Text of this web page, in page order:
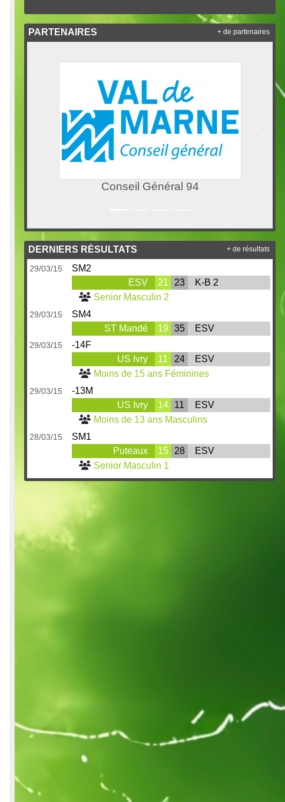
PARTENAIRES
La Pétanque
Précedent
+ de partenaires
DERNIERS RÉSULTATS
29/03/15
SM2
ESV
21 23
K-B 2
Senior Masculin 2
29/03/15
SM4
ST Mandé
19 35 ESV
29/03/15
-14F
US Ivry
11 24
ESV
Moins de 15 ans Féminines
29/03/15
-13M
US Ivry
14 11
ESV
Moins de 13 ans Masculins
28/03/15
SM1
Puteaux
15 28
ESV
Senior Masculin 1
+ de résultats